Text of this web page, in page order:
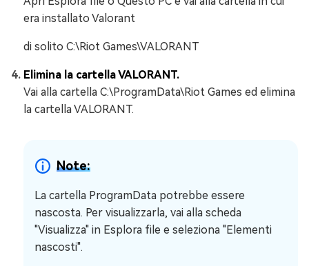
era installato Valorant
di solito C:\Riot Games\VALORANT
Elimina la cartella VALORANT.
Vai alla cartella C:\ProgramData\Riot Games ed elimina
la cartella VALORANT.
Note:
La cartella ProgramData potrebbe essere
nascosta. Per visualizzarla, vai alla scheda
"Visualizza" in Esplora file e seleziona "Elementi
nascosti".